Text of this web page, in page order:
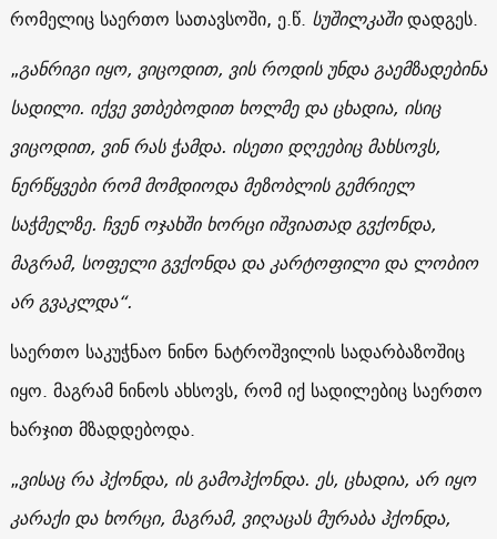
რომელიც საერთო სათავსოში, ე.წ. სუშილკაშიდადგეს.
„განრიგი იყო, ვიცოდით, ვის როდის უნდა გაემზადებინა
სადილი. იქვე ვთბებოდით ხოლმე და ცხადია, ისიც
ვიცოდით, ვინ რას ჭამდა. ისეთი დღეებიც მახსოვს,
ნერწყვები რომ მომდიოდა მეზობლის გემრიელ
საჭმელზე. ჩვენ ოჯახში ხორცი იშვიათად გვქონდა,
მაგრამ, სოფელი გვქონდა და კარტოფილი და ლობიო
არ გვაკლდა“.
საერთო საკუჭნაო ნინო ნატროშვილის სადარბაზოშიც
იყო. მაგრამ ნინოს ახსოვს, რომ იქ სადილებიც საერთო
ხარჯით მზადდებოდა.
„ვისაც რა ჰქონდა, ის გამოჰქონდა. ეს, ცხადია, არ იყო
კარაქი და ხორცი, მაგრამ, ვიღაცას მურაბა ჰქონდა,